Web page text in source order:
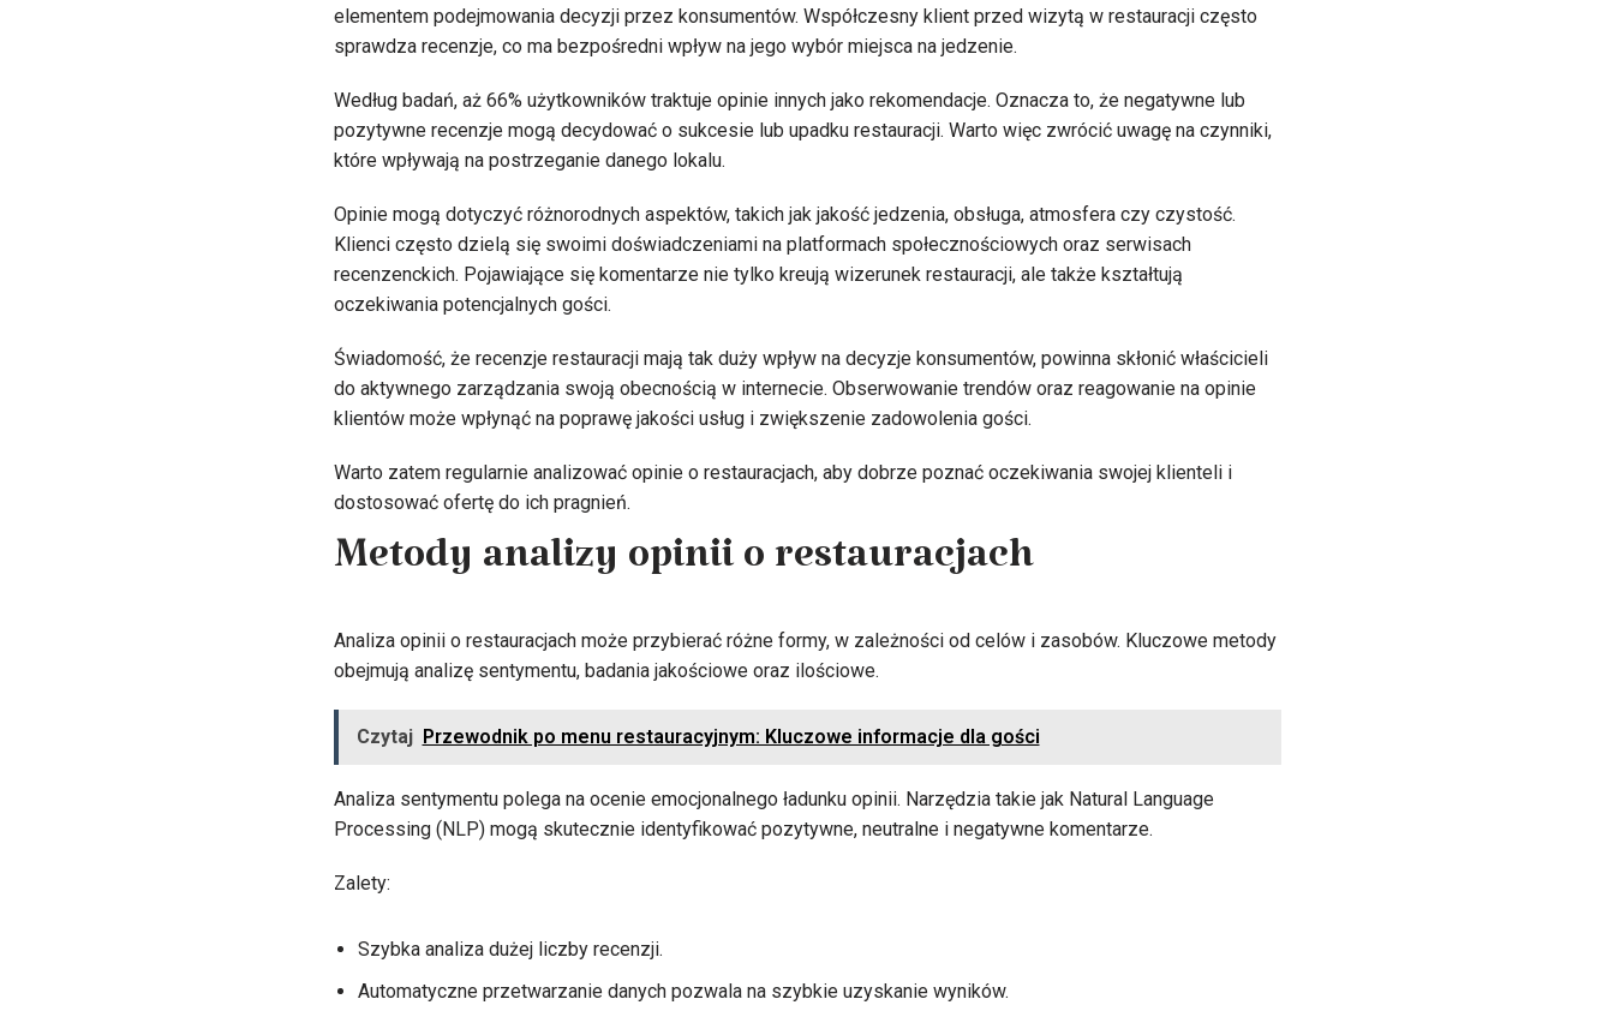
elementem podejmowania decyzji przez konsumentów. Współczesny klient przed wizytą w restauracji często
sprawdza recenzje, co ma bezpośredni wpływ na jego wybór miejsca na jedzenie.
Według badań, aż 66% użytkowników traktuje opinie innych jako rekomendacje. Oznacza to, że negatywne lub
pozytywne recenzje mogą decydować o sukcesie lub upadku restauracji. Warto więc zwrócić uwagę na czynniki,
które wpływają na postrzeganie danego lokalu.
Opinie mogą dotyczyć różnorodnych aspektów, takich jak jakość jedzenia, obsługa, atmosfera czy czystość.
Klienci często dzielą się swoimi doświadczeniami na platformach społecznościowych oraz serwisach
recenzenckich. Pojawiające się komentarze nie tylko kreują wizerunek restauracji, ale także kształtują
oczekiwania potencjalnych gości.
Świadomość, że recenzje restauracji mają tak duży wpływ na decyzje konsumentów, powinna skłonić właścicieli
do aktywnego zarządzania swoją obecnością w internecie. Obserwowanie trendów oraz reagowanie na opinie
klientów może wpłynąć na poprawę jakości usług i zwiększenie zadowolenia gości.
Warto zatem regularnie analizować opinie o restauracjach, aby dobrze poznać oczekiwania swojej klienteli i
dostosować ofertę do ich pragnień.
Metody analizy opinii o restauracjach
Analiza opinii o restauracjach może przybierać różne formy, w zależności od celów i zasobów. Kluczowe metody
obejmują analizę sentymentu, badania jakościowe oraz ilościowe.
Czytaj Przewodnik po menu restauracyjnym: Kluczowe informacje dla gości
Analiza sentymentu polega na ocenie emocjonalnego ładunku opinii. Narzędzia takie jak Natural Language
Processing (NLP) mogą skutecznie identyfikować pozytywne, neutralne i negatywne komentarze.
Zalety:
Szybka analiza dużej liczby recenzji.
Automatyczne przetwarzanie danych pozwala na szybkie uzyskanie wyników.